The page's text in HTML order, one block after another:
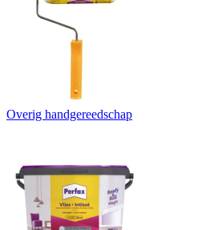
Overig handgereedschap